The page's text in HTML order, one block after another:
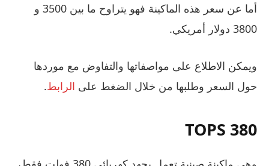
أما عن سعر هذه الماكينة فهو يتراوح ما بين 3500 و
3800 دولار أمريكي.
ويمكن الاطلاع على مواصفاتها والتفاوض مع موردها
حول السعر وطلبها من خلال الضغط على الرابط.
TOPS 380